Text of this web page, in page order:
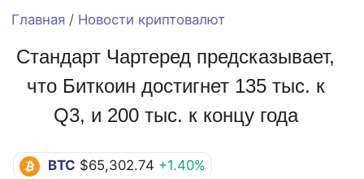
Главная / Новости криптовалют
Стандарт Чартеред предсказывает,
что Биткоин достигнет 135 тыс. к
Q3, и 200 тыс. к концу года
BTC $65,302.74 +1.40%